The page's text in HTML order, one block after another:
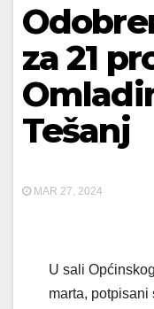
za 21
Tešanj
MAR 27, 2024
U sali
marta, potpisani